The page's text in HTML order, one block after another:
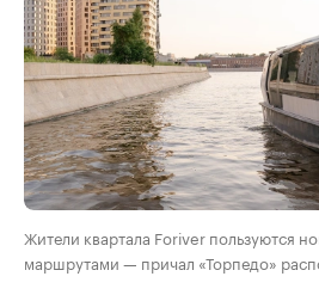
Жители квартала Foriver пользуются
маршрутами — причал «Торпедо»